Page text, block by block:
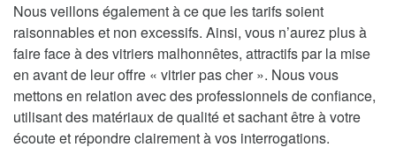
Nous veillons également à ce que les tarifs soient
raisonnables et non excessifs. Ainsi, vous n’aurez plus à
faire face à des vitriers malhonnêtes, attractifs par la mise
en avant de leur offre « vitrier pas cher ». Nous vous
mettons en relation avec des professionnels de confiance,
utilisant des matériaux de qualité et sachant être à votre
écoute et répondre clairement à vos interrogations.